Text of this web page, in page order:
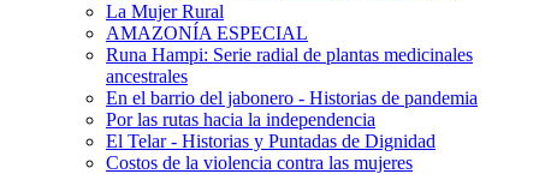
La Mujer Rural
AMAZONÍA ESPECIAL
Runa Hampi: Serie radial de plantas medicinales
ancestrales
En el barrio del jabonero - Historias de pandemia
Por las rutas hacia la independencia
El Telar - Historias y Puntadas de Dignidad
Costos de la violencia contra las mujeres